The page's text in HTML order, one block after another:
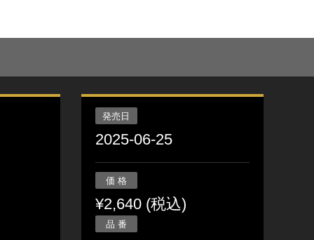
発売日
2025-06-25
価 格
¥2,640 (税込)
品 番